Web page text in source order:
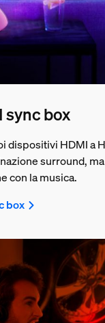
sync box
dispositivi HDMI a
surround,
con la musica.
box